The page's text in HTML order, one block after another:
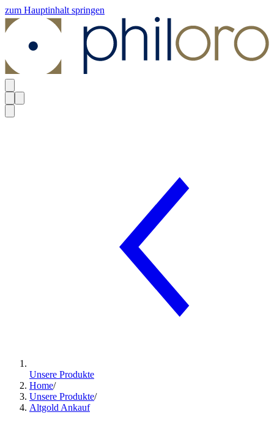
zum Hauptinhalt springen
Unsere Produkte
Home/
Unsere Produkte/
Altgold Ankauf